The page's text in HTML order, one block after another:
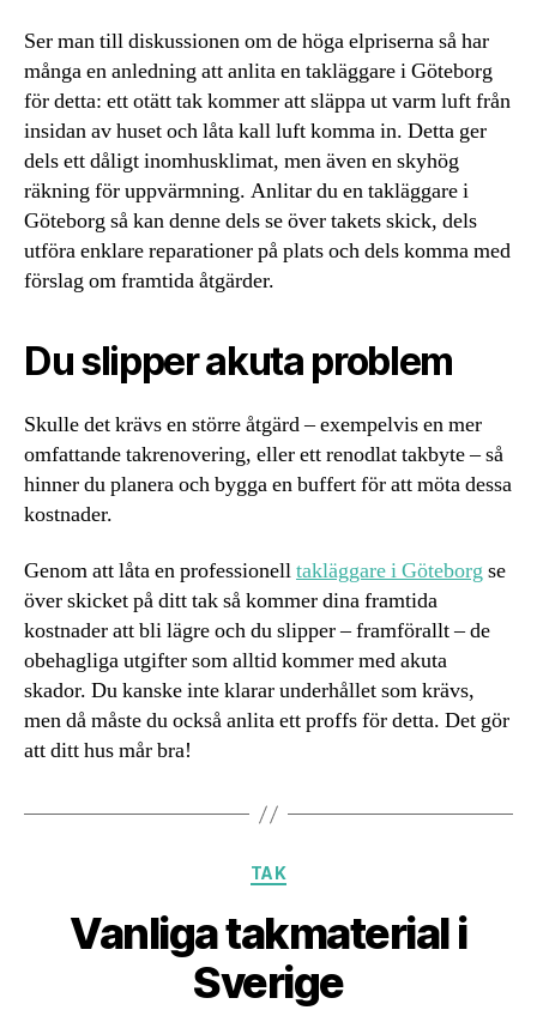
Ser man till diskussionen om de höga elpriserna så har
många en anledning att anlita en takläggare i Göteborg
för detta: ett otätt tak kommer att släppa ut varm luft från
insidan av huset och låta kall luft komma in. Detta ger
dels ett dåligt inomhusklimat, men även en skyhög
räkning för uppvärmning. Anlitar du en takläggare i
Göteborg så kan denne dels se över takets skick, dels
utföra enklare reparationer på plats och dels komma med
förslag om framtida åtgärder.
Du slipper akuta problem
Skulle det krävs en större åtgärd – exempelvis en mer
omfattande takrenovering, eller ett renodlat takbyte – så
hinner du planera och bygga en buffert för att möta dessa
kostnader.
Genom att låta en professionelltakläggare i Göteborgse
över skicket på ditt tak så kommer dina framtida
kostnader att bli lägre och du slipper – framförallt – de
obehagliga utgifter som alltid kommer med akuta
skador. Du kanske inte klarar underhållet som krävs,
men då måste du också anlita ett proffs för detta. Det gör
att ditt hus mår bra!
Kategorier
TAK
Vanliga takmaterial i
Sverige